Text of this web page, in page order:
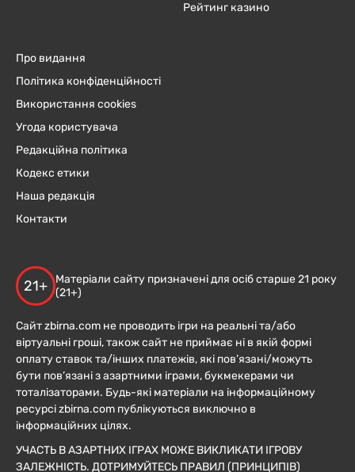
Рейтинг казино
Про видання
Політика конфіденційності
Використання cookies
Угода користувача
Редакційна політика
Кодекс етики
Наша редакція
Контакти
21+
Матеріали сайту призначені для осіб старше 21 року
(21+)
Сайт zbirna.com не проводить ігри на реальні та/або
віртуальні гроші, також сайт не приймає ні в якій формі
оплату ставок та/інших платежів, які пов’язані/можуть
бути пов’язані з азартними іграми, букмекерами чи
тоталізаторами. Будь-які матеріали на інформаційному
ресурсі zbirna.com публікуються виключно в
інформаційних цілях.
УЧАСТЬ В АЗАРТНИХ ІГРАХ МОЖЕ ВИКЛИКАТИ ІГРОВУ
ЗАЛЕЖНІСТЬ. ДОТРИМУЙТЕСЬ ПРАВИЛ (ПРИНЦИПІВ)